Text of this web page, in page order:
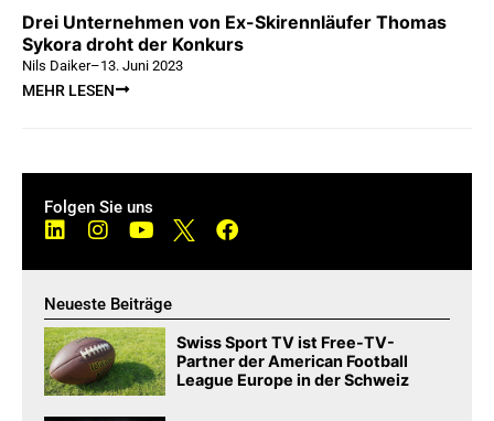
Drei Unternehmen von Ex-Skirennläufer Thomas
Sykora droht der Konkurs
Nils Daiker–13. Juni 2023
MEHR LESEN
Folgen Sie uns
Neueste Beiträge
Swiss Sport TV ist Free-TV-
Partner der American Football
League Europe in der Schweiz